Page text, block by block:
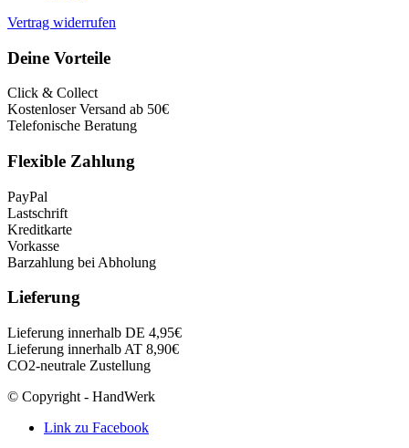
Vertrag widerrufen
Deine Vorteile
Click & Collect
Kostenloser Versand ab 50€
Telefonische Beratung
Flexible Zahlung
PayPal
Lastschrift
Kreditkarte
Vorkasse
Barzahlung bei Abholung
Lieferung
Lieferung innerhalb DE 4,95€
Lieferung innerhalb AT 8,90€
CO2-neutrale Zustellung
© Copyright - HandWerk
Link zu Facebook